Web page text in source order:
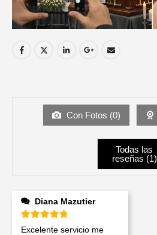
Con Fotos (0)
Todas las
reseñas (1)
Diana Mazutier
Valorado en 5de 5
Excelente servicio me